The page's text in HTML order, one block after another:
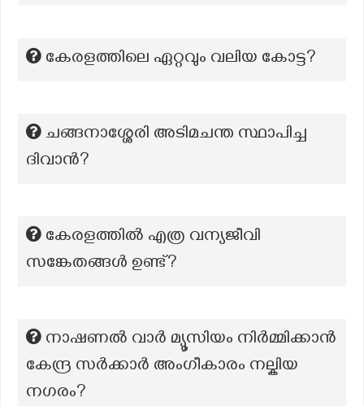
കേരളത്തിലെ ഏറ്റവും വലിയ കോട്ട?
ചങ്ങനാശ്ശേരി അടിമചന്ത സ്ഥാപിച്ച
ദിവാൻ?
കേരളത്തിൽ എത്ര വന്യജീവി
സങ്കേതങ്ങൾ ഉണ്ട്?
നാഷണൽ വാർ മ്യൂസിയം നിർമ്മിക്കാൻ
കേന്ദ്ര സർക്കാർ അംഗീകാരം നല്കിയ
നഗരം?